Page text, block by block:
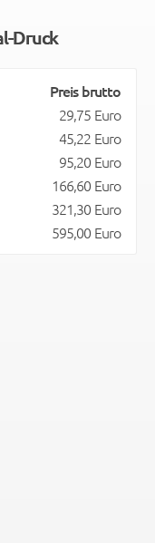
Druck
Preis brutto
29,75 Euro
45,22 Euro
95,20 Euro
166,60 Euro
321,30 Euro
595,00 Euro